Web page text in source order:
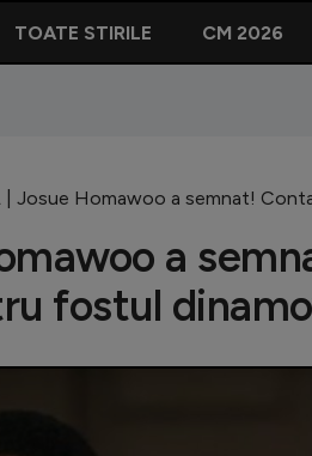
TOATE STIRILE CM 2026
| Josue Homawoo a semnat!
a
fostul